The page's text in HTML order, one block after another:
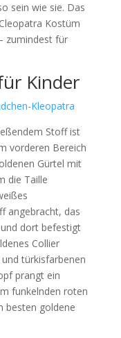
sein wie sie. Das
Kostüm
zumindest für
Kinder
Stoff ist
vorderen Bereich
Gürtel mit
die Taille
angebracht, das
dort befestigt
Collier
türkisfarbenen
prangt ein
funkelnden roten
besten goldene